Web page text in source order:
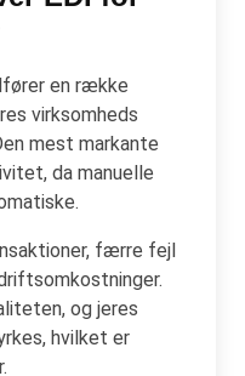
en række
virksomheds
mest markante
da manuelle
færre fejl
og jeres
hvilket er